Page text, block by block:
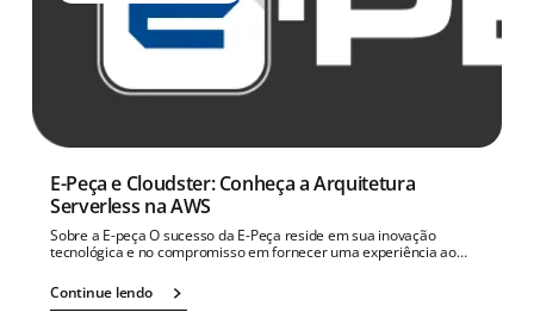
E-Peça e Cloudster: Conheça a Arquitetura
Serverless na AWS
Sobre a E-peça O sucesso da E-Peça reside em sua inovação
tecnológica e no compromisso em fornecer uma experiência ao…
Continue lendo